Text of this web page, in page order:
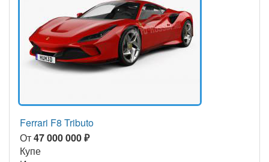
Ferrari F8 Tributo
От47 000 000 ₽
Купе